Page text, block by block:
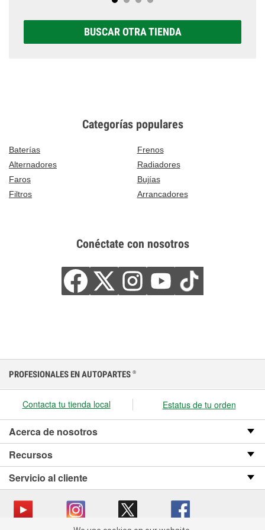
BUSCAR OTRA TIENDA
Categorías populares
Baterías
Frenos
Alternadores
Radiadores
Faros
Bujías
Filtros
Arrancadores
Conéctate con nosotros
PROFESIONALES EN AUTOPARTES ®
Contacta tu tienda local Estatus de tu orden
Acerca de nosotros
Recursos
Servicio al cliente